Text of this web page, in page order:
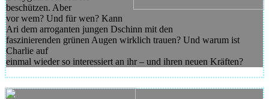
beschützen. Aber
vor wem? Und für wen? Kann
Ari dem arroganten jungen Dschinn mit den
faszinierenden grünen Augen wirklich trauen? Und warum ist
Charlie auf
einmal wieder so interessiert an ihr – und ihren neuen Kräften?